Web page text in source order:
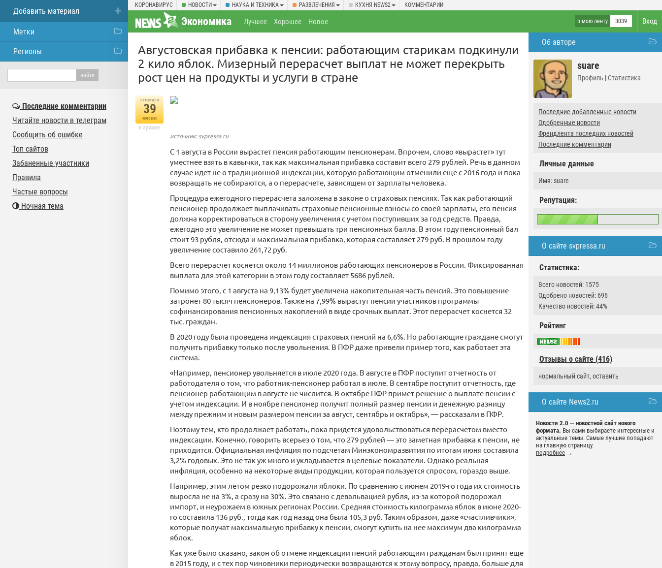
КОРОНАВИРУС НОВОСТИ НАУКА И ТЕХНИКА РАЗВЛЕЧЕНИЯ КУХНЯ NEWS2 КОММЕНТАРИИ
Вход
Экономика в мою ленту 3039
Лучшее Хорошее Новое
Об авторе
suare
Профиль | Статистика
Последние добавленные новости
Одобренные новости
Френдлента последних новостей
Последние комментарии
Личные данные
Имя: suare
Репутация:
О сайте svpressa.ru
Статистика:
Всего новостей: 1575
Одобрено новостей: 696
Качество новостей: 44%
Рейтинг
Отзывы о сайте (416)
нормальный сайт, оставить
О сайте News2.ru
Новости 2.0 — новостной сайт нового
формата. Вы сами выбираете интересные и
актуальные темы. Самые лучшие попадают
на главную страницу.
подробнее →
Августовская прибавка к пенсии: работающим старикам подкинули
2 кило яблок. Мизерный перерасчет выплат не может перекрыть
рост цен на продукты и услуги в стране
отметили
39
человек
в архиве
источник: svpressa.ru
С 1 августа в России вырастет пенсия работающим пенсионерам. Впрочем, слово «вырастет» тут
уместнее взять в кавычки, так как максимальная прибавка составит всего 279 рублей. Речь в данном
случае идет не о традиционной индексации, которую работающим отменили еще с 2016 года и пока
возвращать не собираются, а о перерасчете, зависящем от зарплаты человека.
Процедура ежегодного перерасчета заложена в законе о страховых пенсиях. Так как работающий
пенсионер продолжает выплачивать страховые пенсионные взносы со своей зарплаты, его пенсия
должна корректироваться в сторону увеличения с учетом поступивших за год средств. Правда,
ежегодно это увеличение не может превышать три пенсионных балла. В этом году пенсионный бал
стоит 93 рубля, отсюда и максимальная прибавка, которая составляет 279 руб. В прошлом году
увеличение составило 261,72 руб.
Всего перерасчет коснется около 14 миллионов работающих пенсионеров в России. Фиксированная
выплата для этой категории в этом году составляет 5686 рублей.
Помимо этого, с 1 августа на 9,13% будет увеличена накопительная часть пенсий. Это повышение
затронет 80 тысяч пенсионеров. Также на 7,99% вырастут пенсии участников программы
софинансирования пенсионных накоплений в виде срочных выплат. Этот перерасчет коснется 32
тыс. граждан.
В 2020 году была проведена индексация страховых пенсий на 6,6%. Но работающие граждане смогут
получить прибавку только после увольнения. В ПФР даже привели пример того, как работает эта
система.
«Например, пенсионер увольняется в июле 2020 года. В августе в ПФР поступит отчетность от
работодателя о том, что работник-пенсионер работал в июле. В сентябре поступит отчетность, где
пенсионер работающим в августе не числится. В октябре ПФР примет решение о выплате пенсии с
учетом индексации. И в ноябре пенсионер получит полный размер пенсии и денежную разницу
между прежним и новым размером пенсии за август, сентябрь и октябрь», — рассказали в ПФР.
Поэтому тем, кто продолжает работать, пока придется удовольствоваться перерасчетом вместо
индексации. Конечно, говорить всерьез о том, что 279 рублей — это заметная прибавка к пенсии, не
приходится. Официальная инфляция по подсчетам Минэкономразвития по итогам июня составила
3,2% годовых. Это не так уж много и укладывается в целевые показатели. Однако реальная
инфляция, особенно на некоторые виды продукции, которая пользуется спросом, гораздо выше.
Например, этим летом резко подорожали яблоки. По сравнению с июнем 2019-го года их стоимость
выросла не на 3%, а сразу на 30%. Это связано с девальвацией рубля, из-за которой подорожал
импорт, и неурожаем в южных регионах России. Средняя стоимость килограмма яблок в июне 2020-
го составила 136 руб., тогда как год назад она была 105,3 руб. Таким образом, даже «счастливчики»,
которые получат максимальную прибавку к пенсии, смогут купить на нее максимум два килограмма
яблок.
Как уже было сказано, закон об отмене индексации пенсий работающим гражданам был принят еще
в 2015 году, и с тех пор чиновники периодически возвращаются к этому вопросу, правда, больше для
Добавить материал
Метки
Регионы
Последние комментарии
Читайте новости в телеграм
Сообщить об ошибке
Топ сайтов
Забаненные участники
Правила
Частые вопросы
Ночная тема